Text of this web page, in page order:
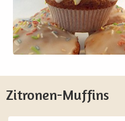
Zitronen-Muffins